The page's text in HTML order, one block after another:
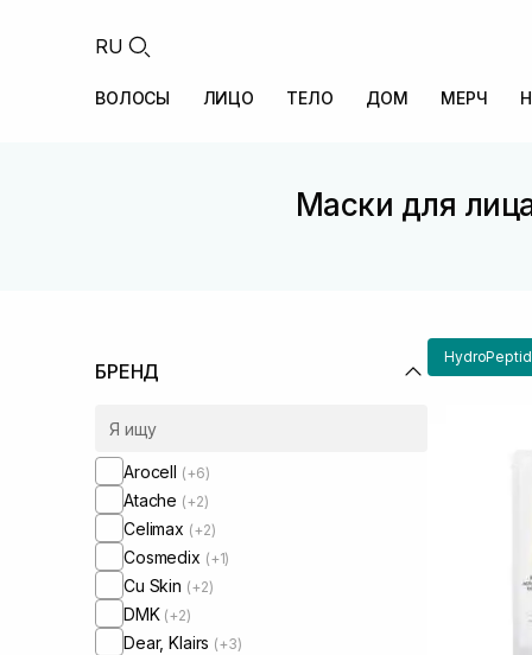
RU
ВОЛОСЫ ЛИЦО ТЕЛО ДОМ МЕРЧ
Маски для
БРЕНД
Arocell (+6)
Atache (+2)
Celimax (+2)
Cosmedix (+1)
Cu Skin (+2)
DMK (+2)
Dear, Klairs (+3)